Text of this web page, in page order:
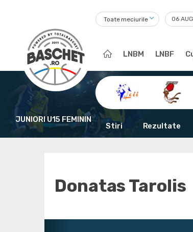
Toate meciurile
LNBM LNBF
JUNIORI U15 FEMININ
Stiri Rezultate
Donatas Tarolis